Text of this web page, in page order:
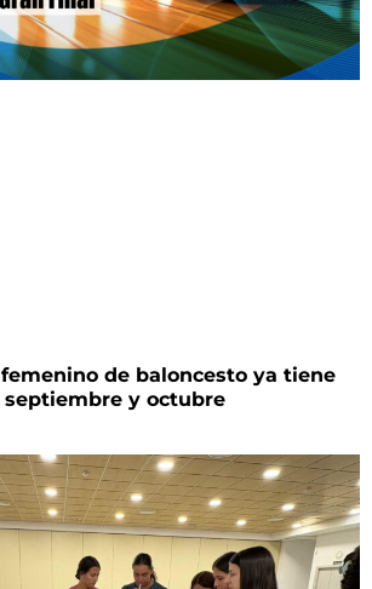
femenino de baloncesto ya tiene
septiembre y octubre